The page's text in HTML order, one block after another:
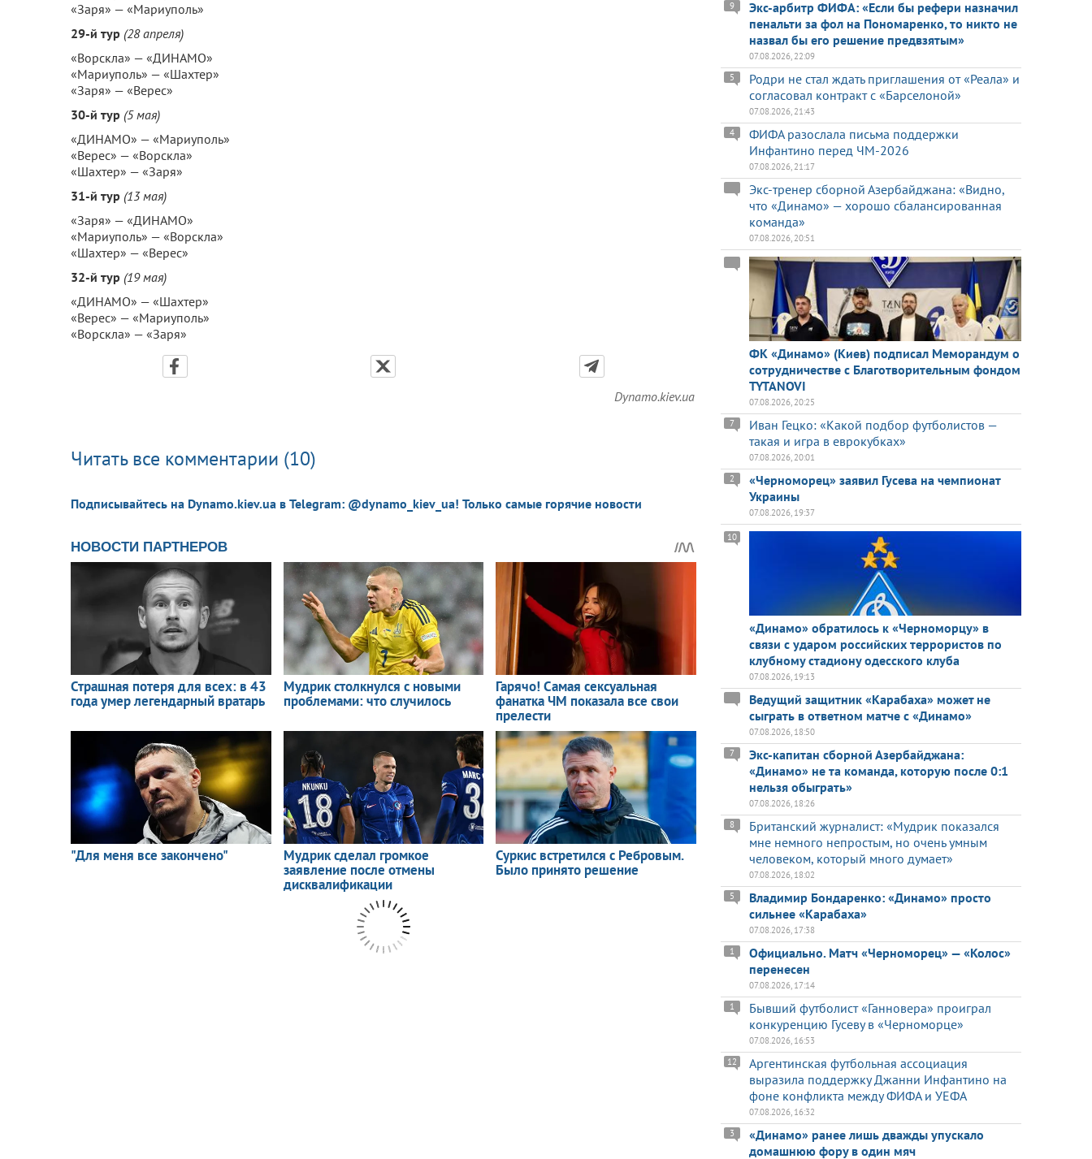
«Заря» — «Мариуполь»
29-й тур (28 апреля)
«Ворскла» — «ДИНАМО»
«Мариуполь» — «Шахтер»
«Заря» — «Верес»
30-й тур (5 мая)
«ДИНАМО» — «Мариуполь»
«Верес» — «Ворскла»
«Шахтер» — «Заря»
31-й тур (13 мая)
«Заря» — «ДИНАМО»
«Мариуполь» — «Ворскла»
«Шахтер» — «Верес»
32-й тур (19 мая)
«ДИНАМО» — «Шахтер»
«Верес» — «Мариуполь»
«Ворскла» — «Заря»
Dynamo.kiev.ua
Читать все комментарии (10)
Подписывайтесь на Dynamo.kiev.ua в Telegram: @dynamo_kiev_ua! Только самые горячие новости
Экс-арбитр ФИФА: «Если бы рефери назначил
пенальти за фол на Пономаренко, то никто не
назвал бы его решение предвзятым»
9
07.08.2026, 22:09
Родри не стал ждать приглашения от «Реала» и
согласовал контракт с «Барселоной»
5
07.08.2026, 21:43
ФИФА разослала письма поддержки
Инфантино перед ЧМ-2026
4
07.08.2026, 21:17
Экс-тренер сборной Азербайджана: «Видно,
что «Динамо» — хорошо сбалансированная
команда»
07.08.2026, 20:51
ФК «Динамо» (Киев) подписал Меморандум о
сотрудничестве с Благотворительным фондом
TYTANOVI
07.08.2026, 20:25
Иван Гецко: «Какой подбор футболистов —
такая и игра в еврокубках»
7
07.08.2026, 20:01
«Черноморец» заявил Гусева на чемпионат
Украины
2
07.08.2026, 19:37
«Динамо» обратилось к «Черноморцу» в
связи с ударом российских террористов по
клубному стадиону одесского клуба
10
07.08.2026, 19:13
Ведущий защитник «Карабаха» может не
сыграть в ответном матче с «Динамо»
07.08.2026, 18:50
Экс-капитан сборной Азербайджана:
«Динамо» не та команда, которую после 0:1
нельзя обыграть»
7
07.08.2026, 18:26
Британский журналист: «Мудрик показался
мне немного непростым, но очень умным
человеком, который много думает»
8
07.08.2026, 18:02
Владимир Бондаренко: «Динамо» просто
сильнее «Карабаха»
5
07.08.2026, 17:38
Официально. Матч «Черноморец» — «Колос»
перенесен
1
07.08.2026, 17:14
Бывший футболист «Ганновера» проиграл
конкуренцию Гусеву в «Черноморце»
1
07.08.2026, 16:53
Аргентинская футбольная ассоциация
выразила поддержку Джанни Инфантино на
фоне конфликта между ФИФА и УЕФА
12
07.08.2026, 16:32
«Динамо» ранее лишь дважды упускало
домашнюю фору в один мяч
3